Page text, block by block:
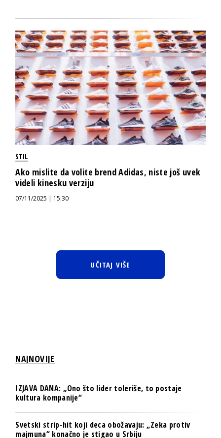
STIL
Ako mislite da volite brend Adidas, niste još uvek
videli kinesku verziju
07/11/2025 | 15:30
UČITAJ VIŠE
NAJNOVIJE
IZJAVA DANA: „Ono što lider toleriše, to postaje
kultura kompanije“
Svetski strip-hit koji deca obožavaju: „Zeka protiv
majmuna“ konačno je stigao u Srbiju